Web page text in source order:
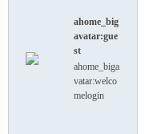
ahome_big
avatar:gue
st
ahome_biga
vatar:welco
melogin